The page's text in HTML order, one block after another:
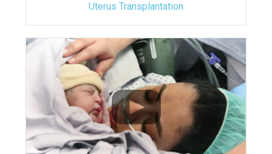
Uterus Transplantation